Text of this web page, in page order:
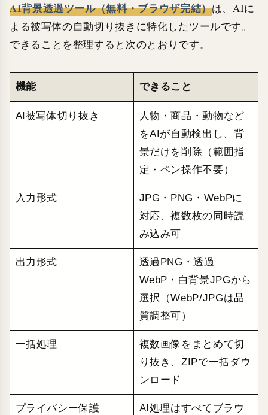
AI背景透過ツール（無料・ブラウザ完結）は、AIに
よる被写体の自動切り抜きに特化したツールです。
できることを整理すると次のとおりです。
機能 できること
AI被写体切り抜き
人物・商品・動物など
をAIが自動検出し、背
景だけを削除（範囲指
定・ペン操作不要）
入力形式
JPG・PNG・WebPに
対応、複数枚の同時読
み込み可
出力形式
透過PNG・透過
WebP・白背景JPGから
選択（WebP/JPGは品
質調整可）
一括処理
複数画像をまとめて切
り抜き、ZIPで一括ダウ
ンロード
プライバシー保護
AI処理はすべてブラウ